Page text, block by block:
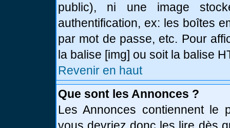
public), ni une image
authentification, ex: les boîtes
par mot de passe, etc. Pour
la balise [img] ou soit la balise
Revenir en haut
Que sont les Annonces ?
Les Annonces contiennent le